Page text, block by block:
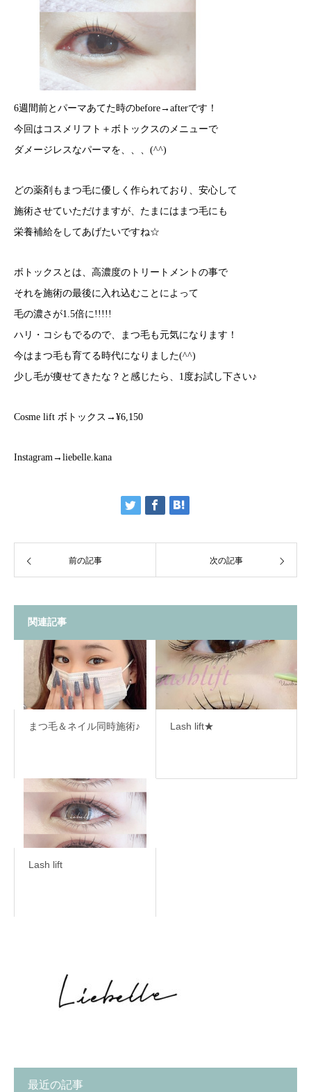
6週間前とパーマあてた時のbefore→afterです！
今回はコスメリフト＋ボトックスのメニューで
ダメージレスなパーマを、、、(^^)
どの薬剤もまつ毛に優しく作られており、安心して
施術させていただけますが、たまにはまつ毛にも
栄養補給をしてあげたいですね☆
ボトックスとは、高濃度のトリートメントの事で
それを施術の最後に入れ込むことによって
毛の濃さが1.5倍に!!!!!
ハリ・コシもでるので、まつ毛も元気になります！
今はまつ毛も育てる時代になりました(^^)
少し毛が痩せてきたな？と感じたら、1度お試し下さい♪
Cosme lift ボトックス→¥6,150
Instagram→liebelle.kana
前の記事 次の記事
関連記事
まつ毛＆ネイル同時施術♪ Lash lift★
Lash lift
最近の記事